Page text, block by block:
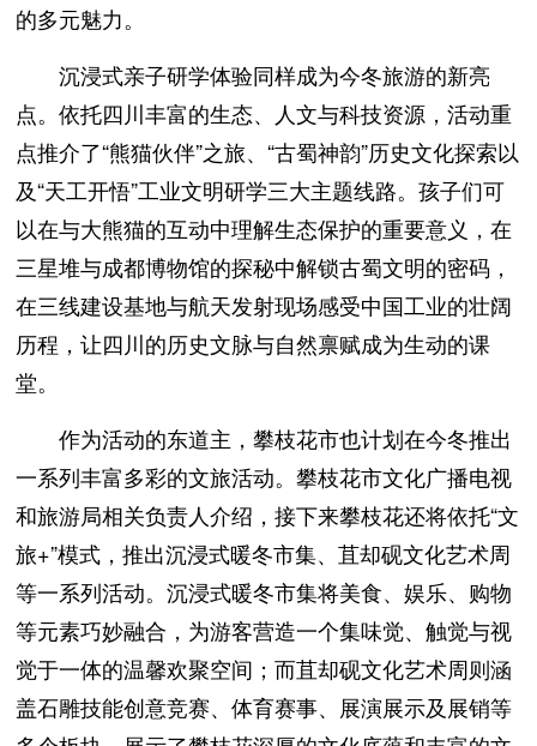
的多元魅力。
沉浸式亲子研学体验同样成为今冬旅游的新亮
点。依托四川丰富的生态、人文与科技资源，活动重
点推介了“熊猫伙伴”之旅、“古蜀神韵”历史文化探索以
及“天工开悟”工业文明研学三大主题线路。孩子们可
以在与大熊猫的互动中理解生态保护的重要意义，在
三星堆与成都博物馆的探秘中解锁古蜀文明的密码，
在三线建设基地与航天发射现场感受中国工业的壮阔
历程，让四川的历史文脉与自然禀赋成为生动的课
堂。
作为活动的东道主，攀枝花市也计划在今冬推出
一系列丰富多彩的文旅活动。攀枝花市文化广播电视
和旅游局相关负责人介绍，接下来攀枝花还将依托“文
旅+”模式，推出沉浸式暖冬市集、苴却砚文化艺术周
等一系列活动。沉浸式暖冬市集将美食、娱乐、购物
等元素巧妙融合，为游客营造一个集味觉、触觉与视
觉于一体的温馨欢聚空间；而苴却砚文化艺术周则涵
盖石雕技能创意竞赛、体育赛事、展演展示及展销等